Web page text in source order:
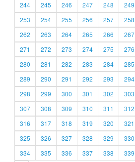
244
245 246 247 248 249
253
254 255 256 257 258
262
263 264 265 266 267
271
272 273 274 275 276
280
281 282 283 284 285
289
290 291 292 293 294
298
299 300 301 302 303
307
308 309 310 311 312
316
317 318 319 320 321
325
326 327 328 329 330
334
335 336 337 338 339